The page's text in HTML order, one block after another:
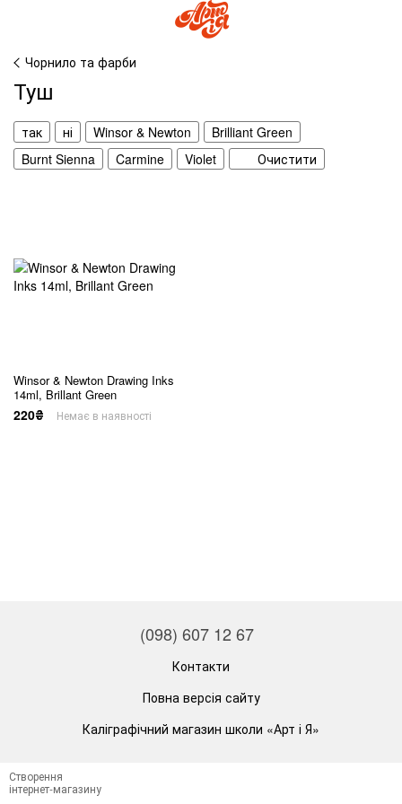
Чорнило та фарби
Туш
так ні Winsor & Newton
Brilliant Green
Burnt Sienna
Carmine Violet Очистити
Winsor & Newton Drawing Inks
14ml, Brillant Green
220₴ Немає в наявності
(098) 607 12 67
Контакти
Повна версія сайту
Каліграфічний магазин школи «Арт і Я»
Створення
інтернет-магазину